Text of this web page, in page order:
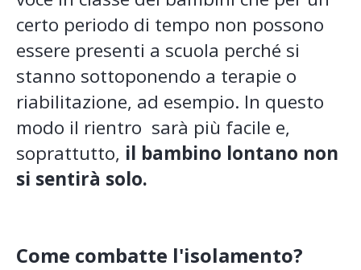
certo periodo di tempo non possono
essere presenti a scuola perché si
stanno sottoponendo a terapie o
riabilitazione, ad esempio. In questo
modo il rientro sarà più facile e,
soprattutto, il bambino lontano non
si sentirà solo.
Come combatte l'isolamento?